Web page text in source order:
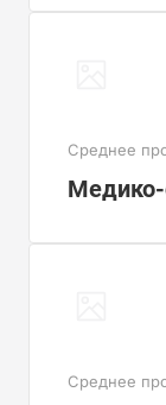
Cреднее
Cреднее